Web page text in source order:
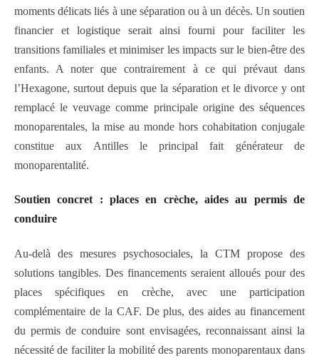
moments délicats liés à une séparation ou à un décès. Un soutien
financier et logistique serait ainsi fourni pour faciliter les
transitions familiales et minimiser les impacts sur le bien-être des
enfants. A noter que contrairement à ce qui prévaut dans
l’Hexagone, surtout depuis que la séparation et le divorce y ont
remplacé le veuvage comme principale origine des séquences
monoparentales, la mise au monde hors cohabitation conjugale
constitue aux Antilles le principal fait générateur de
monoparentalité.
Soutienconcret :places en crèche,aides au permis de
conduire
Au-delà des mesures psychosociales, la CTM propose des
solutions tangibles. Des financements seraient alloués pour des
places spécifiques en crèche, avec une participation
complémentaire de la CAF. De plus, des aides au financement
du permis de conduire sont envisagées, reconnaissant ainsi la
nécessité de faciliter la mobilité des parents monoparentaux dans